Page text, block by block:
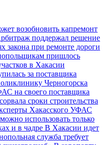
возобновить капремонт
поддержал решение
закона при ремонте дороги
пришлось
в Хакасии
за поставщика
Черногорска
на своего поставщика
сроки строительства
Хакасского УФАС
использовать только
и в чадре В Хакасии идет
служба требует